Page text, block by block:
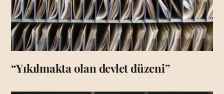
“Yıkılmakta olan devlet düzeni”